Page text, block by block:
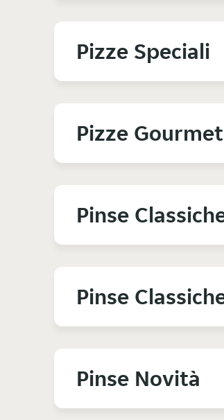
Pizze Speciali
Pizze Gourmet
Pinse
Pinse
Pinse Novità